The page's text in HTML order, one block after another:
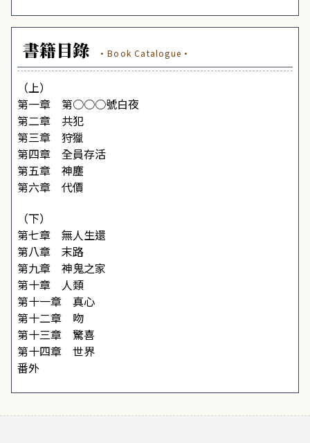
書籍目錄 ·Book Catalogue·
（上）
第一章 第○○○號白夜
第二章 共犯
第三章 狩獵
第四章 全員存活
第五章 神塵
第六章 代價
（下）
第七章 無人生還
第八章 末路
第九章 神鬼之家
第十章 人類
第十一章 真心
第十二章 吻
第十三章 驚喜
第十四章 世界
番外